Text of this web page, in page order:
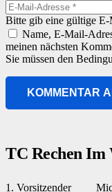
Bitte gib eine gültige
Name, E-Mail-
meinen nächsten
Sie müssen den
KOMMENTAR
TC Rechen Im
1. Vorsitzender